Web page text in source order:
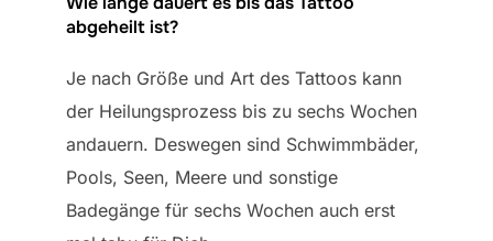
abgeheilt ist?
Je nach Größe und Art des Tattoos kann
der Heilungsprozess bis zu sechs Wochen
andauern. Deswegen sind Schwimmbäder,
Pools, Seen, Meere und sonstige
Badegänge für sechs Wochen auch erst